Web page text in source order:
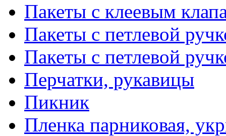
Пакеты с клеевым
Пакеты с петлевой
Пакеты с петлевой
Перчатки, рукавицы
Пикник
Пленка парниковая,